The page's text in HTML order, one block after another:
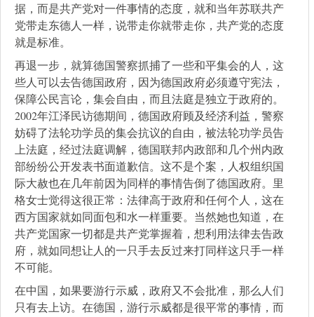
据，而是共产党对一件事情的态度，就和当年苏联共产
党带走东德人一样，说带走你就带走你，共产党的态度
就是标准。
再退一步，就算德国警察抓捕了一些和平集会的人，这
些人可以去告德国政府，因为德国政府必须遵守宪法，
保障公民言论，集会自由，而且法庭是独立于政府的。
2002年江泽民访德期间，德国政府顾及经济利益，警察
妨碍了法轮功学员的集会抗议的自由，被法轮功学员告
上法庭，经过法庭调解，德国联邦内政部和几个州内政
部纷纷公开发表书面道歉信。这不是个案，人权组织国
际大赦也在几年前因为同样的事情告倒了德国政府。里
格女士觉得这很正常：法律高于政府和任何个人，这在
西方国家就如同面包和水一样重要。当然她也知道，在
共产党国家一切都是共产党掌握着，想利用法律去告政
府，就如同想让人的一只手去反过来打同样这只手一样
不可能。
在中国，如果要游行示威，政府又不会批准，那么人们
只有去上访。在德国，游行示威都是很平常的事情，而